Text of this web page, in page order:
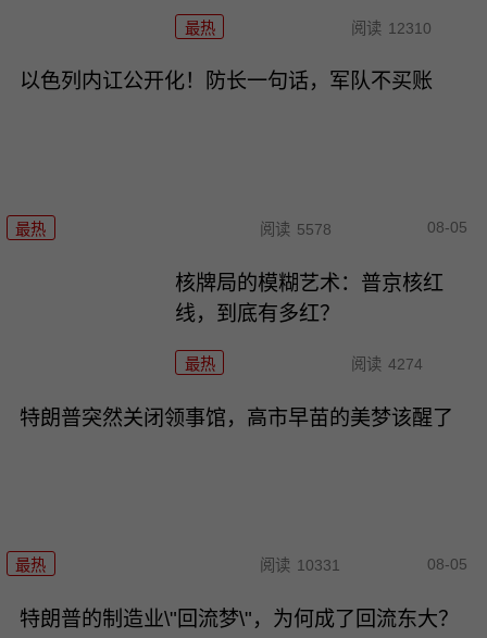
最热 阅读 12310
以色列内讧公开化！防长一句话，军队不买账
最热 阅读 5578 08-05
核牌局的模糊艺术：普京核红
线，到底有多红？
最热 阅读 4274
特朗普突然关闭领事馆，高市早苗的美梦该醒了
最热 阅读 10331 08-05
特朗普的制造业\"回流梦\"，为何成了回流东大？